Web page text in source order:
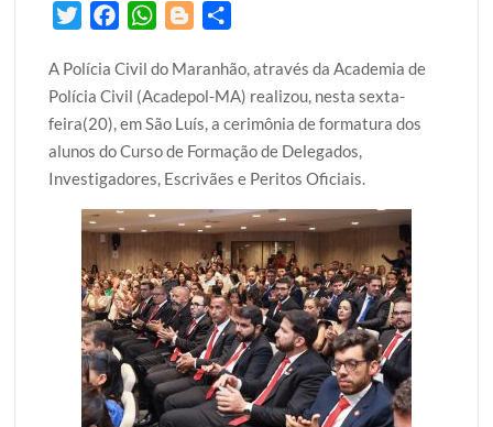
i
t
t
e
r
c
e
b
o
o
k
W
a
t
s
A
p
p
o
g
g
e
r
a
r
e
A Polícia Civil do Maranhão, através da Academia de
Polícia Civil (Acadepol-MA) realizou, nesta sexta-
feira(20), em São Luís, a cerimônia de formatura dos
alunos do Curso de Formação de Delegados,
Investigadores, Escrivães e Peritos Oficiais.